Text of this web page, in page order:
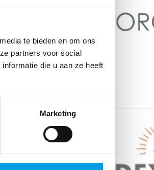
te bieden en om ons
partners voor social
die u aan ze heeft
Marketing